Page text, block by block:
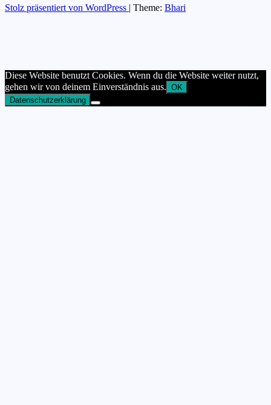
Stolz präsentiert von WordPress | Theme: Bhari
Diese Website benutzt Cookies. Wenn du die Website weiter nutzt,
gehen wir von deinem Einverständnis aus. OK
Datenschutzerklärung